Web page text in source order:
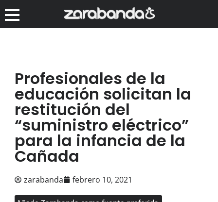
Profesionales de la
educación solicitan la
restitución del
“suministro eléctrico”
para la infancia de la
Cañada
zarabanda febrero 10, 2021